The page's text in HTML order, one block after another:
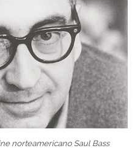
norteamericano Saul Bass